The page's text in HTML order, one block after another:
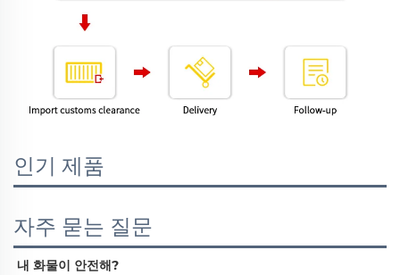
인기 제품
자주 묻는 질문
내 화물이 안전해?